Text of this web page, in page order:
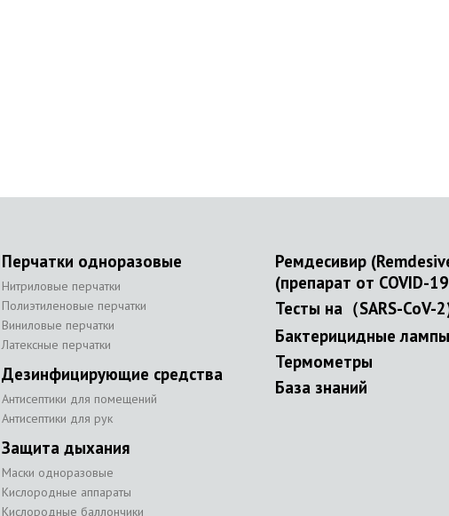
Перчатки одноразовые
Нитриловые перчатки
Полиэтиленовые перчатки
Виниловые перчатки
Латексные перчатки
Дезинфицирующие средства
Антисептики для помещений
Антисептики для рук
Защита дыхания
Маски одноразовые
Кислородные аппараты
Кислородные баллончики
Ремдесивир
(препарат от COVID-
Тесты на（SARS-CoV-
Бактерицидные
Термометры
База знаний